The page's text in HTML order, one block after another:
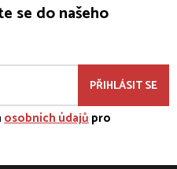
se do našeho
PŘIHLÁSIT SE
osobních údajůpro